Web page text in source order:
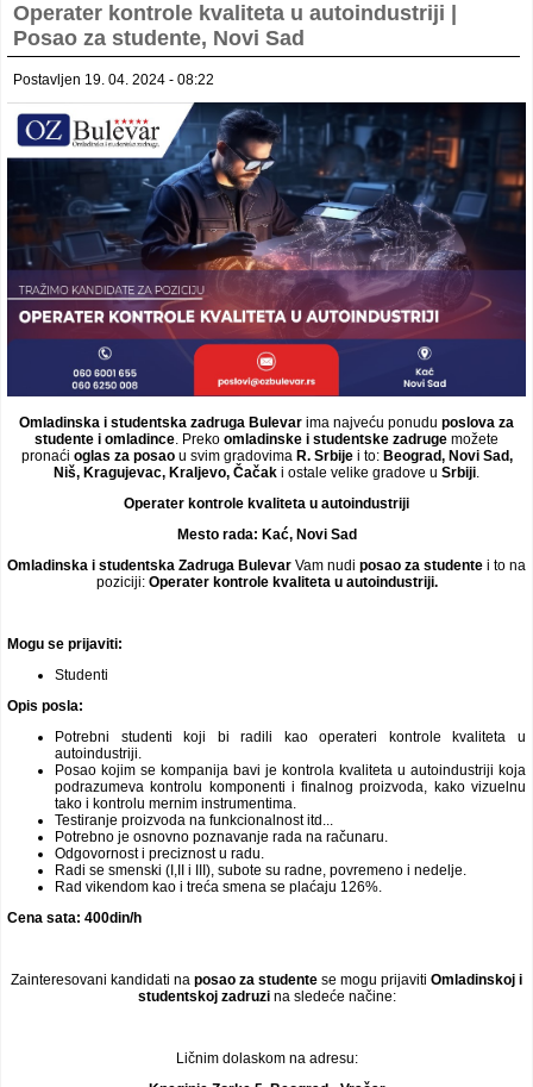
Operater kontrole kvaliteta u autoindustriji |
Posao za studente, Novi Sad
Postavljen 19. 04. 2024 - 08:22
Omladinska i studentska zadruga Bulevar ima najveću ponudu poslova za
studente i omladince. Preko omladinske i studentske zadruge možete
pronaći oglas za posaou svim gradovima R. Srbijei to: Beograd, Novi Sad,
Niš, Kragujevac, Kraljevo, Čačak i ostale velike gradove u Srbiji.
Operater kontrole kvaliteta u autoindustriji
Mesto rada: Kać, Novi Sad
Omladinska i studentska Zadruga Bulevar Vam nudi posao za studente i to na
poziciji: Operater kontrole kvaliteta u autoindustriji.
Mogu se prijaviti:
Studenti
Opis posla:
Potrebni studenti koji bi radili kao operateri kontrole kvaliteta u
autoindustriji.
Posao kojim se kompanija bavi je kontrola kvaliteta u autoindustriji koja
podrazumeva kontrolu komponenti i finalnog proizvoda, kako vizuelnu
tako i kontrolu mernim instrumentima.
Testiranje proizvoda na funkcionalnost itd...
Potrebno je osnovno poznavanje rada na računaru.
Odgovornost i preciznost u radu.
Radi se smenski (I,II i III), subote su radne, povremeno i nedelje.
Rad vikendom kao i treća smena se plaćaju 126%.
Cena sata: 400din/h
Zainteresovani kandidati na posao za studente se mogu prijaviti Omladinskoj i
studentskoj zadruzina sledeće načine:
Ličnim dolaskom na adresu: